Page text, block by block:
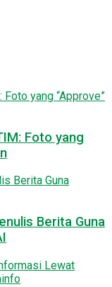
Foto yang
Berita Guna